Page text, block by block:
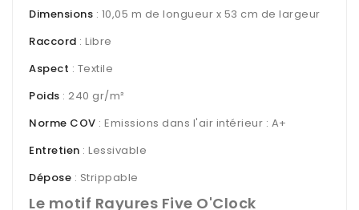
Dimensions : 10,05 m de longueur x 53 cm de largeur
Raccord : Libre
Aspect : Textile
Poids : 240 gr/m²
Norme COV : Emissions dans l'air intérieur : A+
Entretien : Lessivable
Dépose : Strippable
Le motif Rayures Five O'Clock